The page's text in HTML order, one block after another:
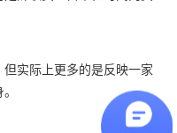
实际上更多的是反映一家